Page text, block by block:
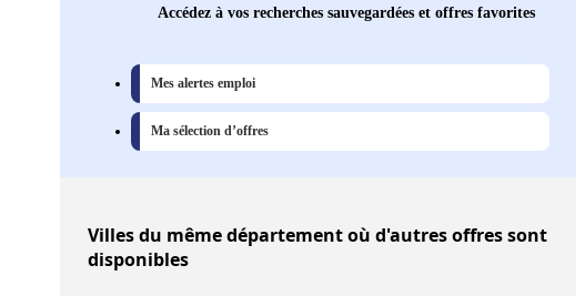
Accédez à vos recherches sauvegardées et offres favorites
Mes alertes emploi
Ma sélection d’offres
Villesdu même département où d'autres offres sont
disponibles